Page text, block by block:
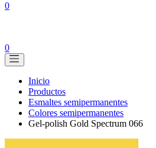
0
0
Inicio
Productos
Esmaltes semipermanentes
Colores semipermanentes
Gel-polish Gold Spectrum 066